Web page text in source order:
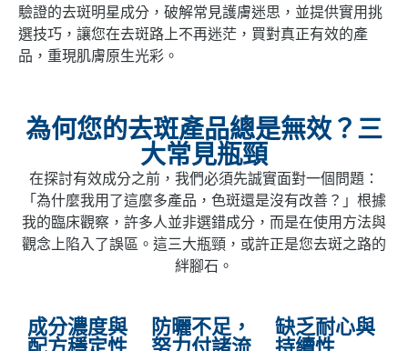
驗證的去斑明星成分，破解常見護膚迷思，並提供實用挑
選技巧，讓您在去斑路上不再迷茫，買對真正有效的產
品，重現肌膚原生光彩。
為何您的去斑產品總是無效？三
大常見瓶頸
在探討有效成分之前，我們必須先誠實面對一個問題：
「為什麼我用了這麼多產品，色斑還是沒有改善？」根據
我的臨床觀察，許多人並非選錯成分，而是在使用方法與
觀念上陷入了誤區。這三大瓶頸，或許正是您去斑之路的
絆腳石。
成分濃度與
防曬不足，
缺乏耐心與